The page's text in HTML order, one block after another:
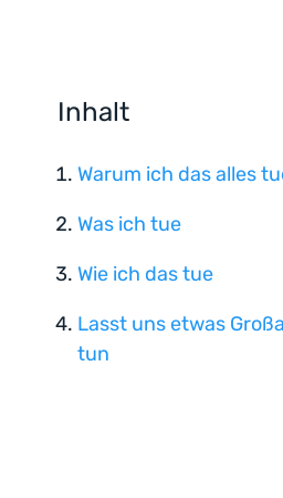
Inhalt
Warum ich das alles
Was ich tue
Wie ich das tue
Lasst uns etwas
tun